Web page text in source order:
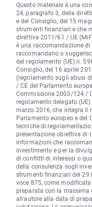
Questo materiale è una
24, paragrafo 3, della
e del Consiglio, del 15
strumenti finanziari e che
direttiva 2011/61 / UE
è una raccomandazione
raccomandano o
del regolamento (UE) n.
Consiglio, del 16 aprile
(regolamento sugli abusi
/ CE del Parlamento
Commissione 2003/124 /
regolamento delegato
marzo 2016, che integra il
Parlamento europeo e del
tecniche di
presentazione obiettiva di
informazioni che
investimento e per la
di conflitti di interessi o
della consulenza sugli
strumenti finanziari del 29
voce 875, come
preparata con la
all'autore alla data di